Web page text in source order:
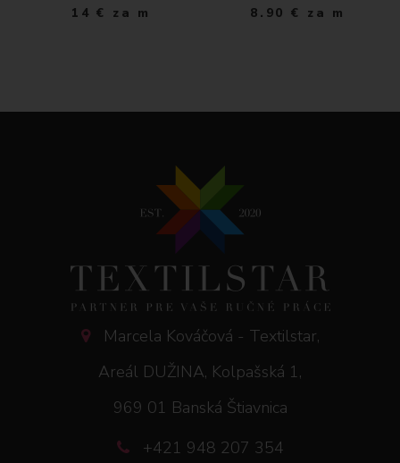
14 € za m 8.90 € za m
Marcela Kováčová - Textilstar,
Areál DUŽINA, Kolpašská 1,
969 01 Banská Štiavnica
+421 948 207 354